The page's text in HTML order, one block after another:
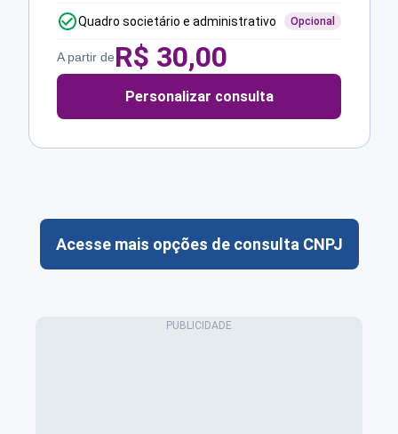
Quadro societário e administrativo Opcional
A partir deR$ 30,00
Personalizar consulta
Acesse mais opções de consulta CNPJ